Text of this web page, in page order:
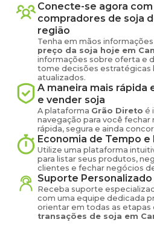
Conecte-se agora
compradores de soja
região
Tenha em mãos
preço da soja hoje em
informações sobre oferta e
tome decisões estratégicas
atualizados.
A maneira mais rápida
e vender soja
A plataforma Grão Direto é
navegação para você
rápida, segura e ainda
Economia de Tempo e
Utilize uma plataforma
para listar seus produtos,
clientes e fechar negócios
Suporte Personalizado
Receba suporte
com uma equipe dedicada
orientar em todas as etapas
transações de soja em